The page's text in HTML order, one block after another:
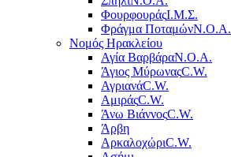
ΦουρφουράςΙ.Μ.Σ.
Φράγμα ΠοταμώνΝ.Ο.Α.
Νομός Ηρακλείου
Αγία ΒαρβάραΝ.Ο.Α.
Άγιος ΜύρωναςC.W.
ΑγριανάC.W.
ΑμιράςC.W.
Άνω ΒιάννοςC.W.
Άρβη
ΑρκαλοχώριC.W.